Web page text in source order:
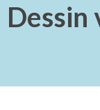
Dessin